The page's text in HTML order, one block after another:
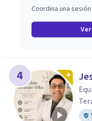
Coordina una
4